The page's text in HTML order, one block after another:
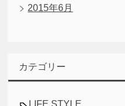
2015年6月
カテゴリー